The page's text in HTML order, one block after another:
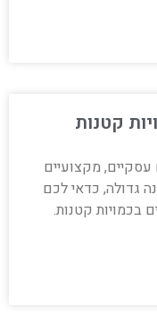
קטנות
מקצועיים
גדולה, כדאי לכם
בכמויות קטנות.